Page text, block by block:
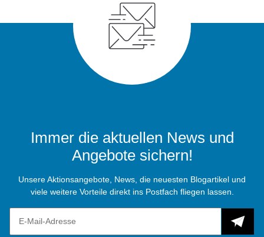
Immer die aktuellen News und
Angebote sichern!
Unsere Aktionsangebote, News, die neuesten Blogartikel und
viele weitere Vorteile direkt ins Postfach fliegen lassen.